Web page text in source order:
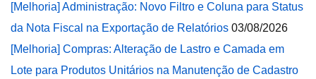
[Melhoria] Administração: Novo Filtro e Coluna para Status
da Nota Fiscal na Exportação de Relatórios 03/08/2026
[Melhoria] Compras: Alteração de Lastro e Camada em
Lote para Produtos Unitários na Manutenção de Cadastro